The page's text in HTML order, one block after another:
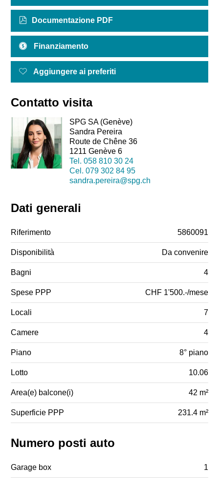
Documentazione PDF
Finanziamento
Aggiungere ai preferiti
Contatto visita
SPG SA (Genève)
Sandra Pereira
Route de Chêne 36
1211 Genève 6
Tel. 058 810 30 24
Cel. 079 302 84 95
sandra.pereira@spg.ch
Dati generali
Riferimento 5860091
Disponibilità Da convenire
Bagni 4
Spese PPP CHF 1'500.-/mese
Locali 7
Camere 4
Piano 8° piano
Lotto 10.06
Area(e) balcone(i) 42 m²
Superficie PPP 231.4 m²
Numero posti auto
Garage box 1